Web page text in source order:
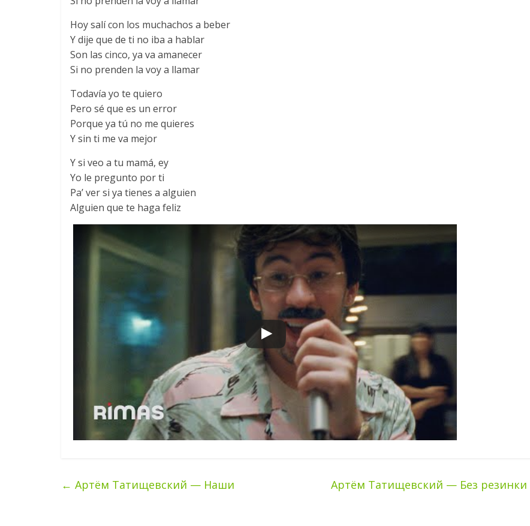
Hoy salí con los muchachos a beber
Y dije que de ti no iba a hablar
Son las cinco, ya va amanecer
Si no prenden la voy a llamar
Todavía yo te quiero
Pero sé que es un error
Porque ya tú no me quieres
Y sin ti me va mejor
Y si veo a tu mamá, ey
Yo le pregunto por ti
Pa’ ver si ya tienes a alguien
Alguien que te haga feliz
← Артём Татищевский — Наши Артём Татищевский — Без резинки